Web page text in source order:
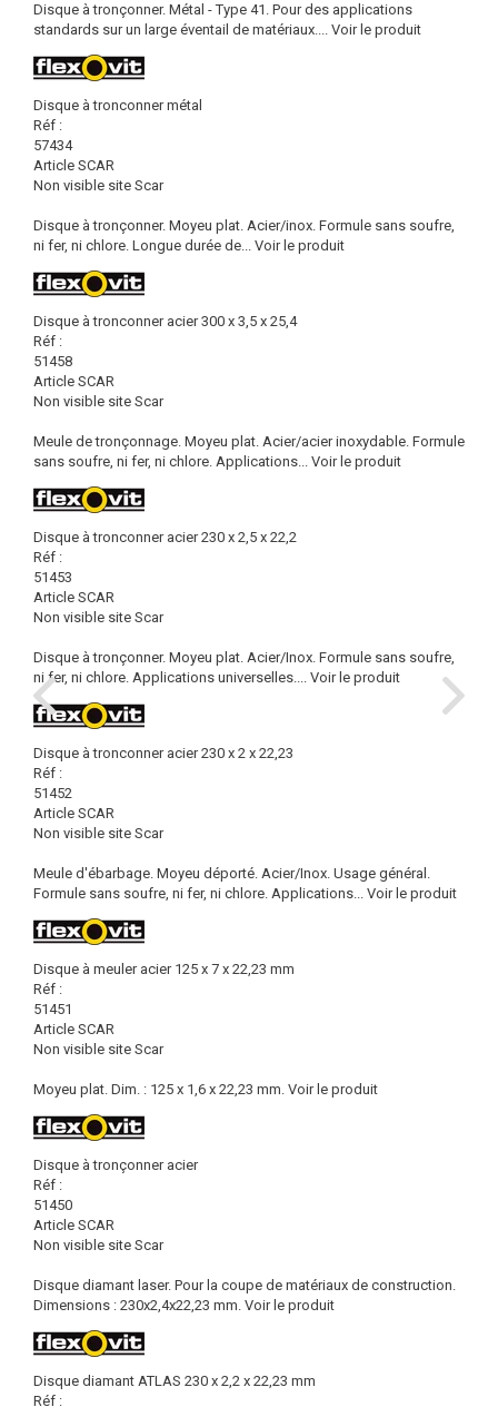
Disque à tronçonner. Métal - Type 41. Pour des applications
standards sur un large éventail de matériaux.... Voir le produit
Disque à tronconner métal
Réf :
57434
Article SCAR
Non visible site Scar
Disque à tronçonner. Moyeu plat. Acier/inox. Formule sans soufre,
ni fer, ni chlore. Longue durée de... Voir le produit
Disque à tronconner acier 300 x 3,5 x 25,4
Réf :
51458
Article SCAR
Non visible site Scar
Meule de tronçonnage. Moyeu plat. Acier/acier inoxydable. Formule
sans soufre, ni fer, ni chlore. Applications... Voir le produit
Disque à tronconner acier 230 x 2,5 x 22,2
Réf :
51453
Article SCAR
Non visible site Scar
Disque à tronçonner. Moyeu plat. Acier/Inox. Formule sans soufre,
ni fer, ni chlore. Applications universelles.... Voir le produit
Disque à tronconner acier 230 x 2 x 22,23
Réf :
51452
Article SCAR
Non visible site Scar
Meule d'ébarbage. Moyeu déporté. Acier/Inox. Usage général.
Formule sans soufre, ni fer, ni chlore. Applications... Voir le produit
Disque à meuler acier 125 x 7 x 22,23 mm
Réf :
51451
Article SCAR
Non visible site Scar
Moyeu plat. Dim. : 125 x 1,6 x 22,23 mm. Voir le produit
Disque à tronçonner acier
Réf :
51450
Article SCAR
Non visible site Scar
Disque diamant laser. Pour la coupe de matériaux de construction.
Dimensions : 230x2,4x22,23 mm. Voir le produit
Disque diamant ATLAS 230 x 2,2 x 22,23 mm
Réf :